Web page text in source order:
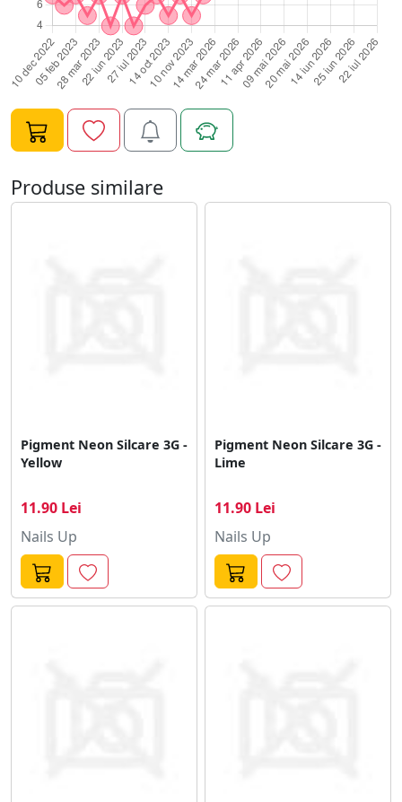
Produse similare
Pigment Neon Silcare 3G -
Yellow
11.90 Lei
Nails Up
Pigment Neon Silcare 3G -
Lime
11.90 Lei
Nails Up